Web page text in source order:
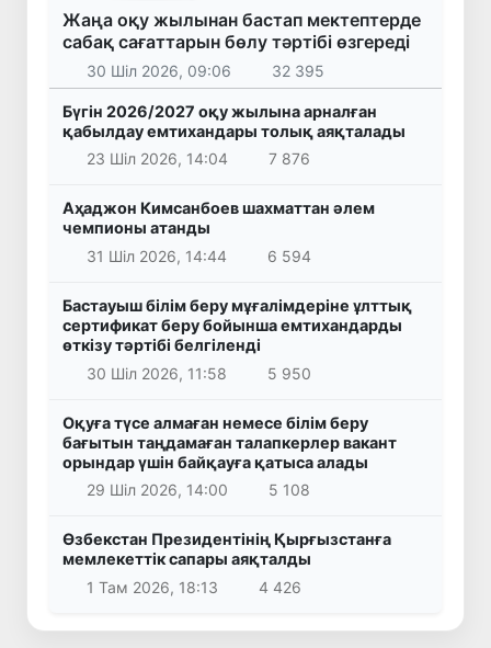
Жаңа оқу жылынан бастап мектептерде
сабақ сағаттарын бөлу тәртібі өзгереді
30 Шіл 2026, 09:06 32 395
Бүгін 2026/2027 оқу жылына арналған
қабылдау емтихандары толық аяқталады
23 Шіл 2026, 14:04
7 876
Аҳаджон Кимсанбоев шахматтан әлем
чемпионы атанды
31 Шіл 2026, 14:44
6 594
Бастауыш білім беру мұғалімдеріне ұлттық
сертификат беру бойынша емтихандарды
өткізу тәртібі белгіленді
30 Шіл 2026, 11:58
5 950
Оқуға түсе алмаған немесе білім беру
бағытын таңдамаған талапкерлер вакант
орындар үшін байқауға қатыса алады
29 Шіл 2026, 14:00
5 108
Өзбекстан Президентінің Қырғызстанға
мемлекеттік сапары аяқталды
1 Там 2026, 18:13
4 426